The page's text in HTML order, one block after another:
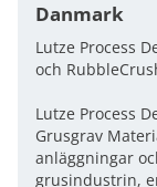
Danmark
Lutze Process
och
Lutze Process
Grusgrav
anläggningar
grusindustrin,